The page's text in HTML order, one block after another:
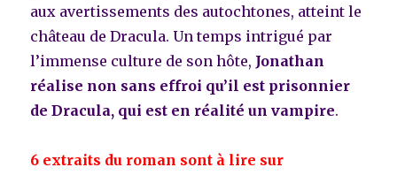
aux avertissements des autochtones, atteint le
château de Dracula. Un temps intrigué par
l’immense culture de son hôte, Jonathan
réalise non sans effroi qu’il est prisonnier
de Dracula, qui est en réalité un vampire.
6 extraits du roman sont à lire sur